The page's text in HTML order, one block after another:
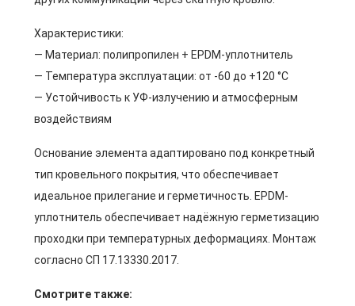
Характеристики:
— Материал: полипропилен + EPDM-уплотнитель
— Температура эксплуатации: от -60 до +120 °C
— Устойчивость к УФ-излучению и атмосферным
воздействиям
Основание элемента адаптировано под конкретный
тип кровельного покрытия, что обеспечивает
идеальное прилегание и герметичность. EPDM-
уплотнитель обеспечивает надёжную герметизацию
проходки при температурных деформациях. Монтаж
согласно СП 17.13330.2017.
Смотрите также: